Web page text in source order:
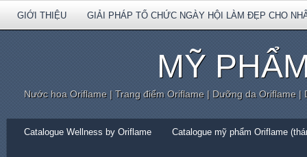
GIỚI THIỆU GIẢI PHÁP TỔ CHỨC NGÀY HỘI LÀM ĐẸP CHO
MỸ
Nước hoa Oriflame | Trang điểm Oriflame | Dưỡng da Oriflame
Catalogue Wellness by Oriflame Catalogue mỹ phẩm Oriflame